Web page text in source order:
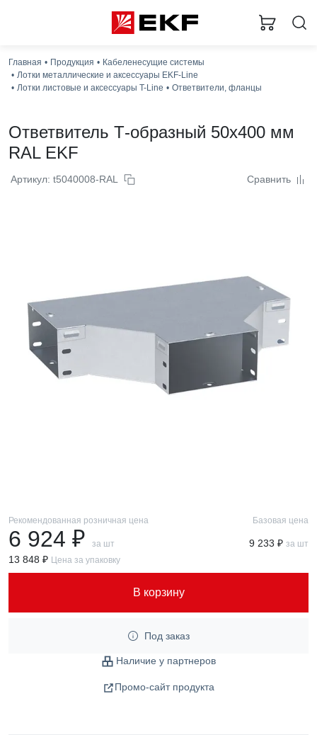
Главная Продукция
Кабеленесущие системы
Лотки металлические и аксессуары EKF-Line
Лотки листовые и аксессуары T-Line
Ответвители, фланцы
Ответвитель Т-образный 50x400 мм
RAL EKF
Артикул: t5040008-RAL Сравнить
Рекомендованная розничная цена
6 924 ₽ за шт
Базовая цена
9 233 ₽ за шт
13 848 ₽ Цена за упаковку
В корзину
Под заказ
Наличие у партнеров
Промо-сайт продукта